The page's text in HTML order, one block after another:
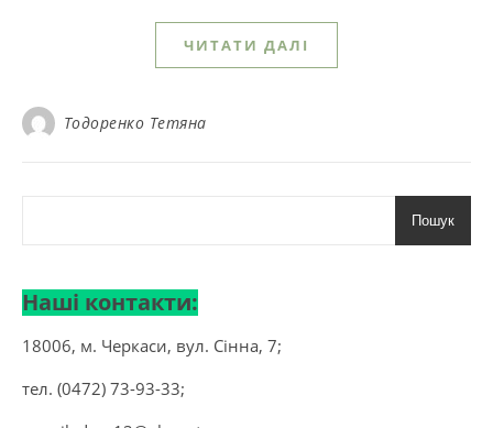
ЧИТАТИ ДАЛІ
Тодоренко Тетяна
Пошук
Наші контакти:
18006, м. Черкаси, вул. Сінна, 7;
тел. (0472) 73-93-33;